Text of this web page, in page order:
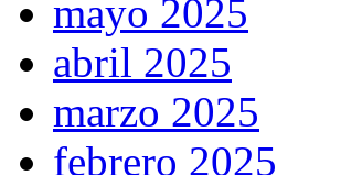
mayo 2025
abril 2025
marzo 2025
febrero 2025